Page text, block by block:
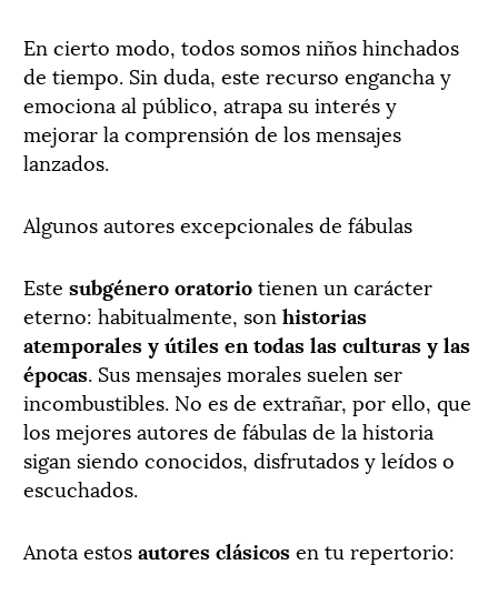
En cierto modo, todos somos niños hinchados
de tiempo. Sin duda, este recurso engancha y
emociona al público, atrapa su interés y
mejorar la comprensión de los mensajes
lanzados.
Algunos autores excepcionales de fábulas
Este subgénero oratoriotienen un carácter
eterno: habitualmente, son historias
atemporales y útiles en todas las culturas y las
épocas. Sus mensajes morales suelen ser
incombustibles. No es de extrañar, por ello, que
los mejores autores de fábulas de la historia
sigan siendo conocidos, disfrutados y leídos o
escuchados.
Anota estosautores clásicosen tu repertorio: